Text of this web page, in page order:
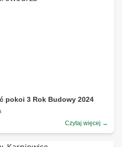
pokoi 3 Rok Budowy 2024
Czytaj więcej →